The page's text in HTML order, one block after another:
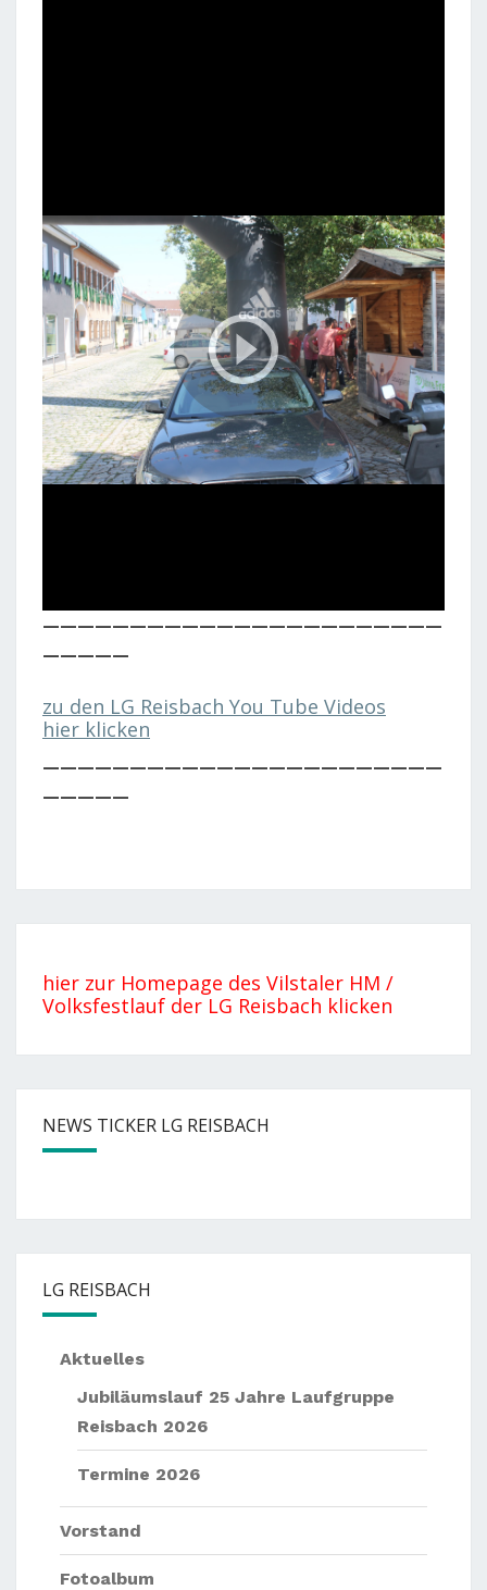
———————————————————————
—————
zu den LG Reisbach You Tube Videos
hier klicken
———————————————————————
—————
hier zur Homepage des Vilstaler HM /
Volksfestlauf der LG Reisbach klicken
NEWS TICKER LG REISBACH
LG REISBACH
Aktuelles
Jubiläumslauf 25 Jahre Laufgruppe
Reisbach 2026
Termine 2026
Vorstand
Fotoalbum